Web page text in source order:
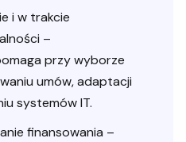
i w trakcie
–
przy wyborze
umów, adaptacji
systemów IT.
finansowania –